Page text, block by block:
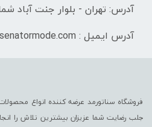
آدرس: تهران - بلوار جنت آباد
آدرس ایمیل : info@senatormode.com
فروشگاه سناتورمد عرضه کننده انواع
جلب رضایت شما عزیزان بیشترین تلاش را